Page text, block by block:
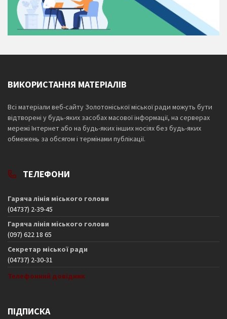
ВИКОРИСТАННЯ МАТЕРІАЛІВ
Всі матеріали веб-сайту Золотоніської міської ради можуть бути
відтворені у будь-яких засобах масової інформації, на серверах
мережі Інтернет або на будь-яких інших носіях без будь-яких
обмежень за обсягом і термінами публікації.
ТЕЛЕФОНИ
Гаряча лінія міського голови
(04737) 2-39-45
Гаряча лінія міського голови
(097) 622 18 65
Секретар міської ради
(04737) 2-30-31
Телефонний довідник
ПІДПИСКА